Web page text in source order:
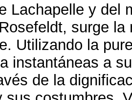
Lachapelle y del
, surge la
. Utilizando la
instantáneas a
de la